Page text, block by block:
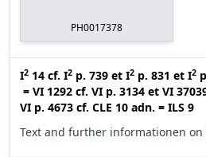
PH0017378
I2 14 cf. I2 p. 739 et I2 p. 831 et I2
= VI 1292 cf. VI p. 3134 et VI
VI p. 4673 cf. CLE 10 adn. = ILS 9
Text and further informationen on